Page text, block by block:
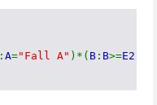
: A="Fall A" )*( B : B>=E2